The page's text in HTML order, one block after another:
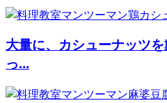
大量に、カシューナッツ
っ...